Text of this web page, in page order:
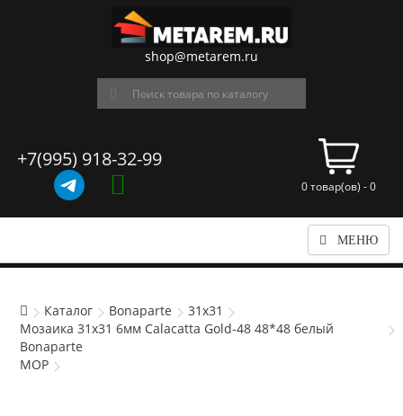
shop@metarem.ru
+7(995) 918-32-99
0 товар(ов) - 0
МЕНЮ
Каталог Bonaparte
31x31
Мозаика 31x31 6мм Calacatta Gold-48 48*48 белый
Bonaparte
MOP